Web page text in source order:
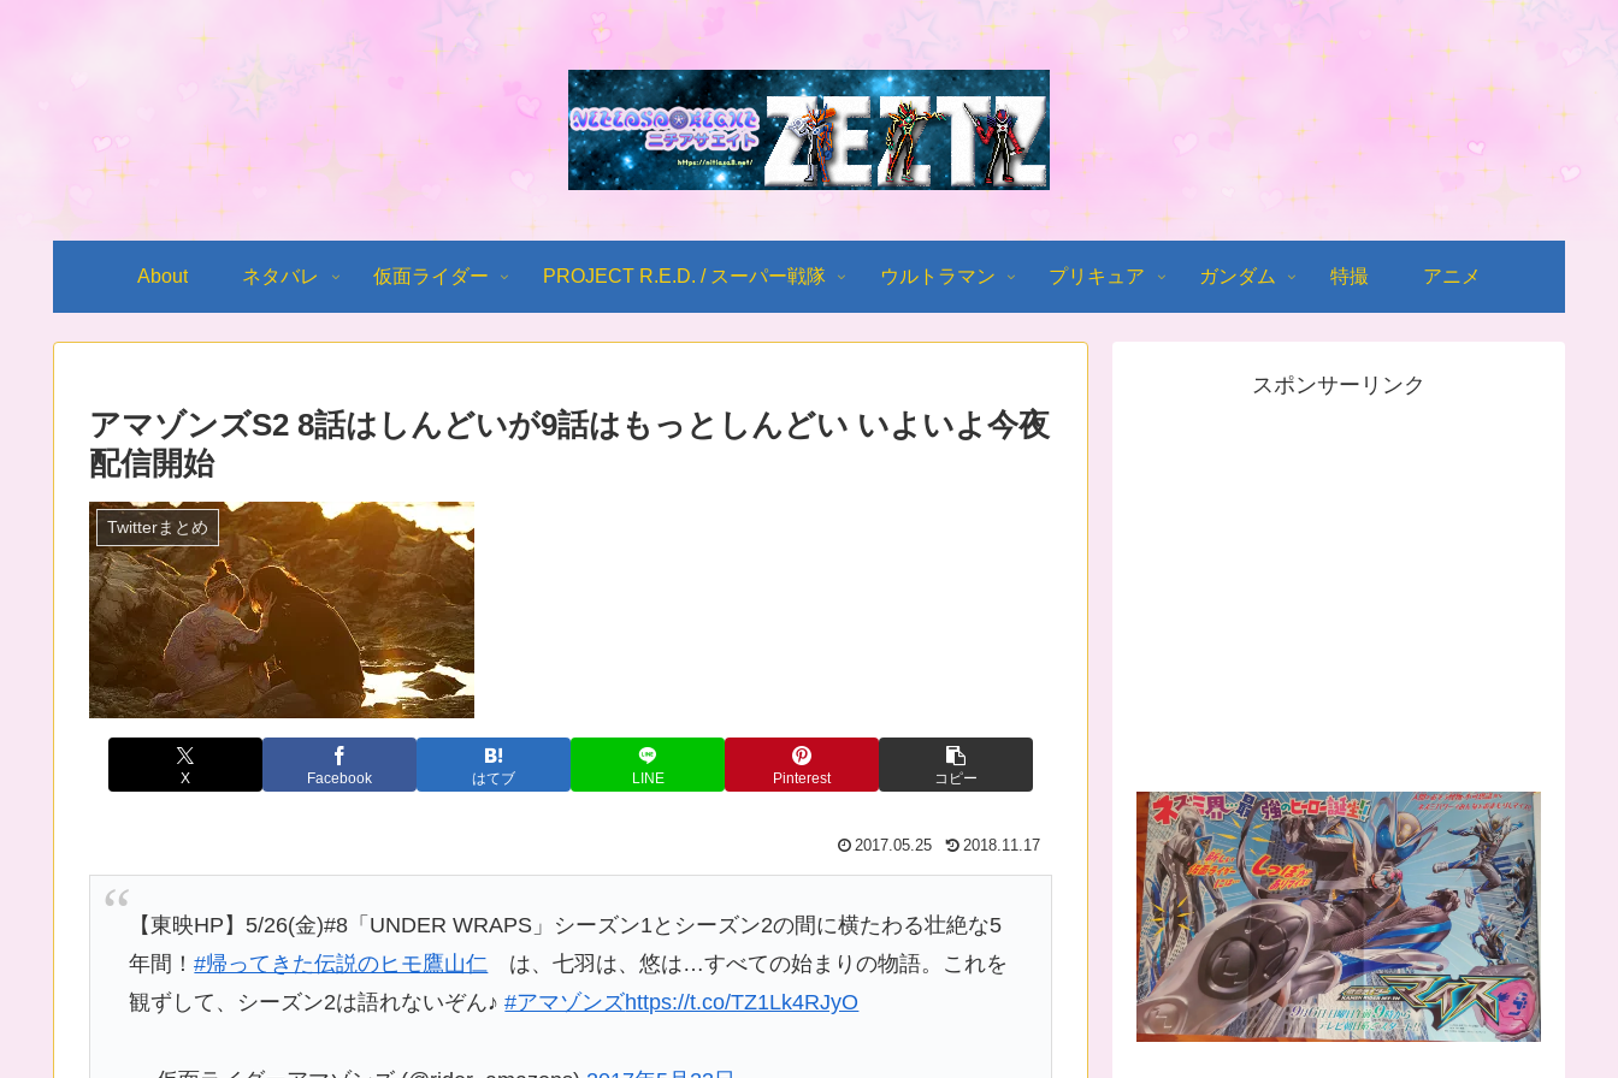
About ネタバレ 仮面ライダー PROJECT R.E.D. / スーパー戦隊 ウルトラマン プリキュア ガンダム 特撮 アニメ
アマゾンズS2 8話はしんどいが9話はもっとしんどい いよいよ今夜
配信開始
Twitterまとめ
X Facebook はてブ LINE Pinterest コピー
2017.05.25 2018.11.17
【東映HP】5/26(金)#8「UNDER WRAPS」シーズン1とシーズン2の間に横たわる壮絶な5
年間！#帰ってきた伝説のヒモ鷹山仁 は、七羽は、悠は…すべての始まりの物語。これを
観ずして、シーズン2は語れないぞん♪#アマゾンズhttps://t.co/TZ1Lk4RJyO
スポンサーリンク